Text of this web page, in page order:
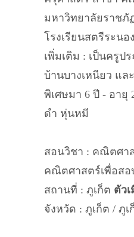
มหาวิทยาลัยราชภั
โรงเรียนสตรีระนอง
เพิ่มเติม : เป็นครูป
บ้านบางเหนียว แ
พิเศษมา 6 ปี - อายุ
ดำ หุ่นหมี
สอนวิชา : คณิตศา
คณิตศาสตร์เพื่อสอ
สถานที่ : ภูเก็ต ตัว
จังหวัด : ภูเก็ต / ภูเ